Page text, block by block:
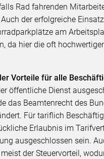
Rad fahrenden
der erfolgreiche
am
da hier die oft
Vorteile für alle
öffentliche Dienst
das Beamtenrecht des
Für tariflich
Erlaubnis im
ausgeschlossen sein.
der Steuervorteil,